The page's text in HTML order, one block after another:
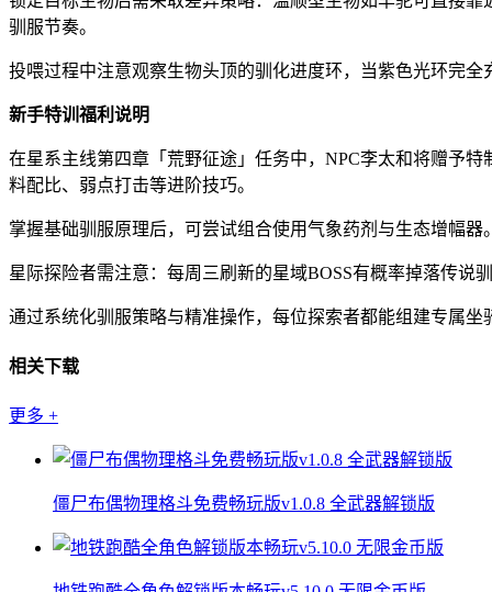
驯服节奏。
投喂过程中注意观察生物头顶的驯化进度环，当紫色光环完
新手特训福利说明
在星系主线第四章「荒野征途」任务中，NPC李太和将赠予
料配比、弱点打击等进阶技巧。
掌握基础驯服原理后，可尝试组合使用气象药剂与生态增幅
星际探险者需注意：每周三刷新的星域BOSS有概率掉落传
通过系统化驯服策略与精准操作，每位探索者都能组建专属
相关下载
更多 +
僵尸布偶物理格斗免费畅玩版v1.0.8 全武器解锁版